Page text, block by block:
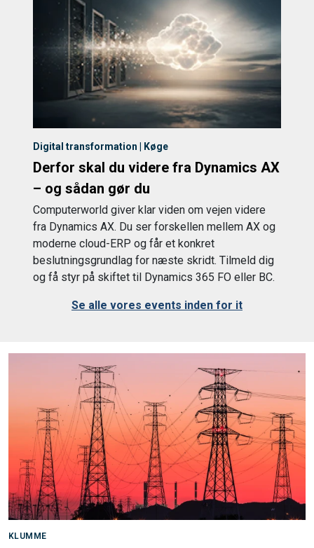
Digital transformation | Køge
Derfor skal du videre fra Dynamics AX
– og sådan gør du
Computerworld giver klar viden om vejen videre
fra Dynamics AX. Du ser forskellen mellem AX og
moderne cloud-ERP og får et konkret
beslutningsgrundlag for næste skridt. Tilmeld dig
og få styr på skiftet til Dynamics 365 FO eller BC.
Se alle vores events inden for it
KLUMME